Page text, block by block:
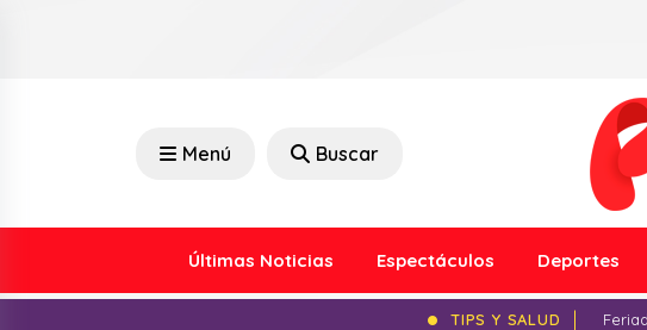
Menú Buscar
Últimas Noticias Espectáculos Deportes
TIPS Y SALUD